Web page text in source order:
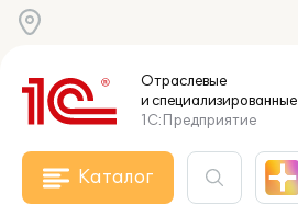
Отраслевые
и специализированные
1С:Предприятие
Каталог